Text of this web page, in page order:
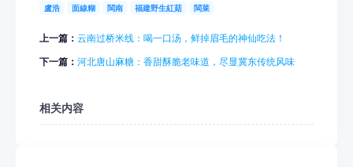
盧浩 面線糊 閩南 福建野生紅菇 閩菜
上一篇： 云南过桥米线：喝一口汤，鲜掉眉毛的神仙吃法！
下一篇： 河北唐山麻糖：香甜酥脆老味道，尽显冀东传统风味
相关内容